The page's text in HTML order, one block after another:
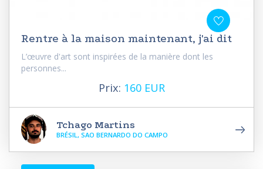
Rentre à la maison maintenant, j'ai dit
L’œuvre d'art sont inspirées de la manière dont les
personnes...
Prix: 160 EUR
Tchago Martins
BRÉSIL, SAO BERNARDO DO CAMPO